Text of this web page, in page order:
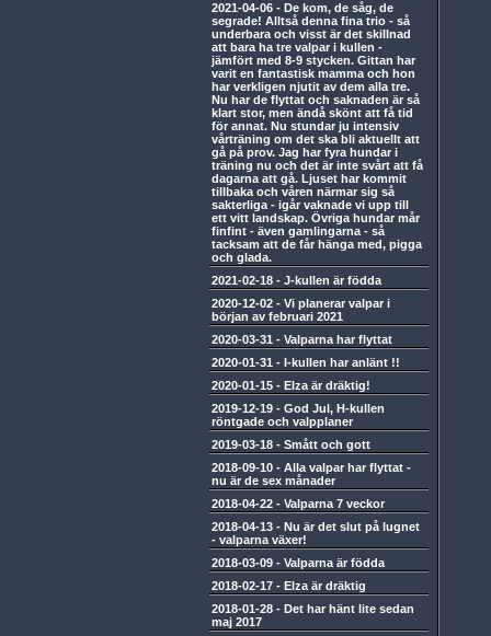
2021-04-06 - De kom, de såg, de
segrade! Alltså denna fina trio - så
underbara och visst är det skillnad
att bara ha tre valpar i kullen -
jämfört med 8-9 stycken. Gittan har
varit en fantastisk mamma och hon
har verkligen njutit av dem alla tre.
Nu har de flyttat och saknaden är så
klart stor, men ändå skönt att få tid
för annat. Nu stundar ju intensiv
vårträning om det ska bli aktuellt att
gå på prov. Jag har fyra hundar i
träning nu och det är inte svårt att få
dagarna att gå. Ljuset har kommit
tillbaka och våren närmar sig så
sakterliga - igår vaknade vi upp till
ett vitt landskap. Övriga hundar mår
finfint - även gamlingarna - så
tacksam att de får hänga med, pigga
och glada.
2021-02-18 - J-kullen är födda
2020-12-02 - Vi planerar valpar i
början av februari 2021
2020-03-31 - Valparna har flyttat
2020-01-31 - I-kullen har anlänt !!
2020-01-15 - Elza är dräktig!
2019-12-19 - God Jul, H-kullen
röntgade och valpplaner
2019-03-18 - Smått och gott
2018-09-10 - Alla valpar har flyttat -
nu är de sex månader
2018-04-22 - Valparna 7 veckor
2018-04-13 - Nu är det slut på lugnet
- valparna växer!
2018-03-09 - Valparna är födda
2018-02-17 - Elza är dräktig
2018-01-28 - Det har hänt lite sedan
maj 2017